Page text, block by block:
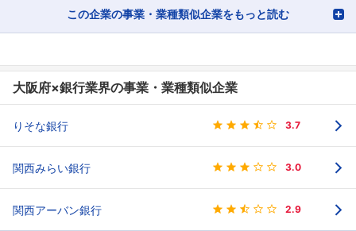
この企業の事業・業種類似企業をもっと読む
大阪府×銀行業界の事業・業種類似企業
りそな銀行 3.7
関西みらい銀行 3.0
関西アーバン銀行 2.9